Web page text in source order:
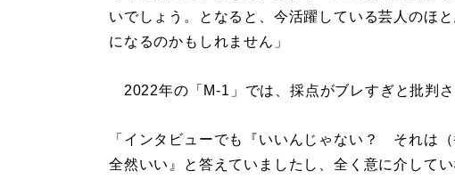
いでしょう。となると、今活躍している芸人のほ
になるのかもしれません」
2022年の「M-1」では、採点がブレすぎと批判さ
「インタビューでも『いいんじゃない？ それは
全然いい』と答えていましたし、全く意に介してい